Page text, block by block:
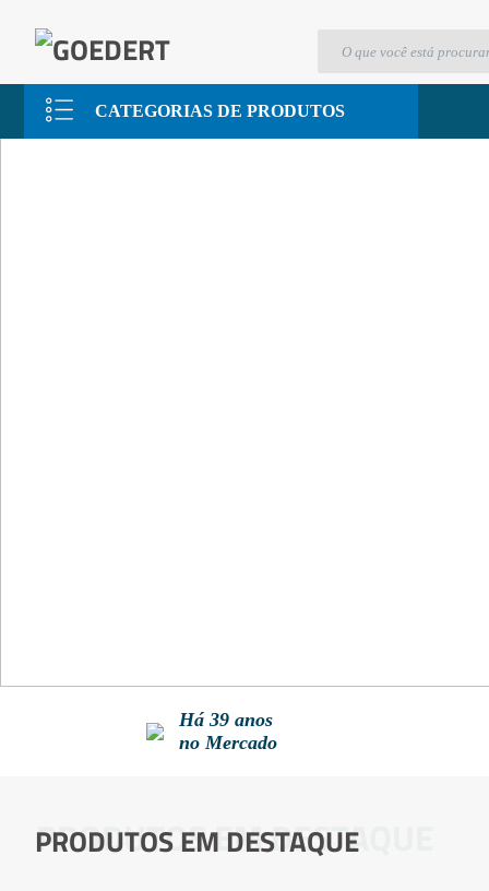
CATEGORIAS DE PRODUTOS
Há 39 anos
no Mercado
PRODUTOS EM DESTAQUE
PRODUTOS EM DESTAQUE